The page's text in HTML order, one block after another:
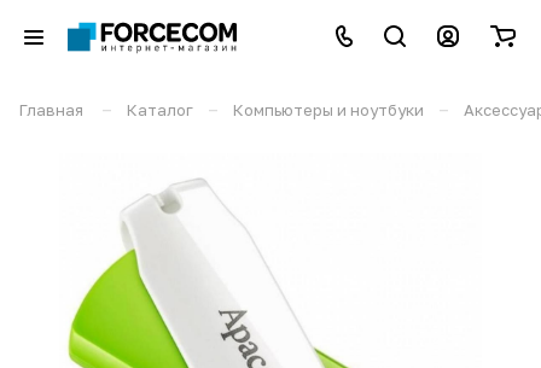
Главная – Каталог – Компьютеры и ноутбуки –